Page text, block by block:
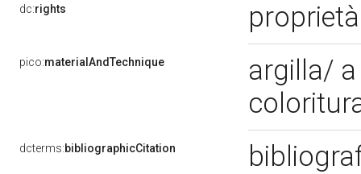
dc:rights
pico:materialAndTechnique
argilla/
dcterms:bibliographicCitation